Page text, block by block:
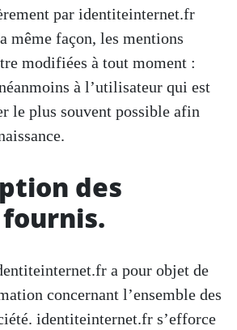
par identiteinternet.fr
même façon, les mentions
modifiées à tout moment :
à l’utilisateur qui est
le plus souvent possible afin
des
a pour objet de
concernant l’ensemble des
identiteinternet.fr s’efforce